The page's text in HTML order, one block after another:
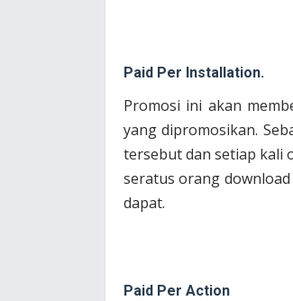
Paid Per Installation.
Promosi ini akan
yang dipromosikan.
tersebut dan setiap kali
seratus orang
dapat.
Paid Per Action